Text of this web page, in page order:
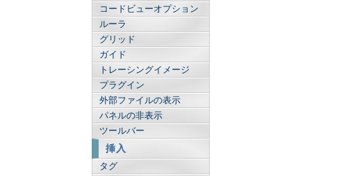
コードビューオプション
ルーラ
グリッド
ガイド
トレーシングイメージ
プラグイン
外部ファイルの表示
パネルの非表示
ツールバー
挿入
タグ